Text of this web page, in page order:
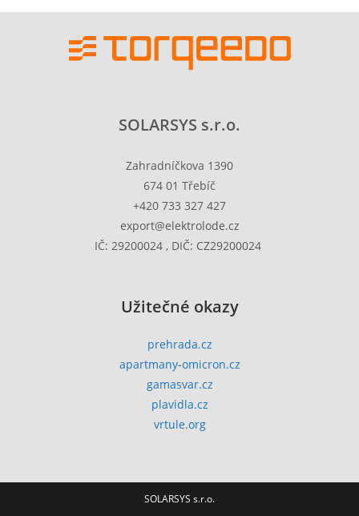
SOLARSYS s.r.o.
Zahradníčkova 1390
674 01 Třebíč
+420 733 327 427
export@elektrolode.cz
IČ: 29200024 , DIČ: CZ29200024
Užitečné okazy
prehrada.cz
apartmany-omicron.cz
gamasvar.cz
plavidla.cz
vrtule.org
SOLARSYS s.r.o.